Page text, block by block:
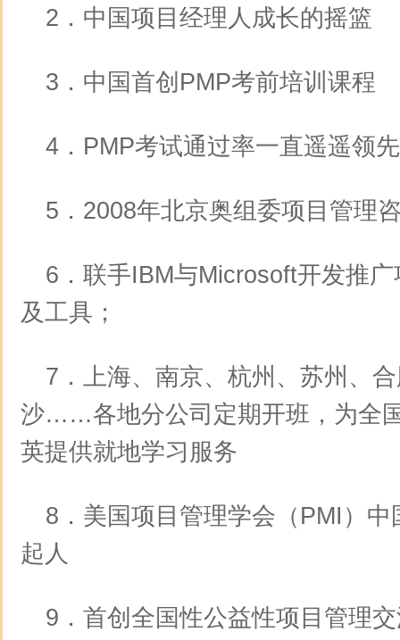
2．中国项目经理人成长的摇篮
3．中国首创PMP考前培训课程
4．PMP考试通过率一直遥遥领先
5．2008年北京奥组委项目管理
6．联手IBM与Microsoft开发推
及工具；
7．上海、南京、杭州、苏州、
沙……各地分公司定期开班，为全
英提供就地学习服务
8．美国项目管理学会（PMI）
起人
9．首创全国性公益性项目管理